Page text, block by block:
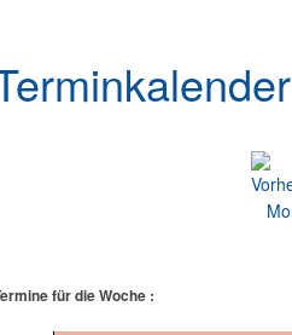
für die Woche :